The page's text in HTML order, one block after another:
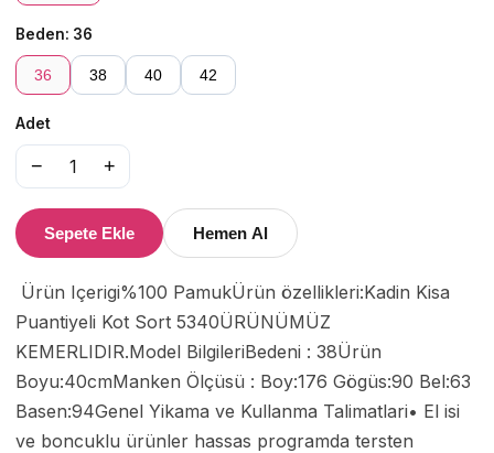
Beden: 36
36 38 40 42
Adet
− 1 +
Sepete Ekle Hemen Al
Puantiyeli Kot Sort 5340ÜRÜNÜMÜZ
KEMERLIDIR.Model BilgileriBedeni : 38Ürün
Boyu:40cmManken Ölçüsü : Boy:176 Gögüs:90 Bel:63
Basen:94Genel Yikama ve Kullanma Talimatlari• El isi
ve boncuklu ürünler hassas programda tersten